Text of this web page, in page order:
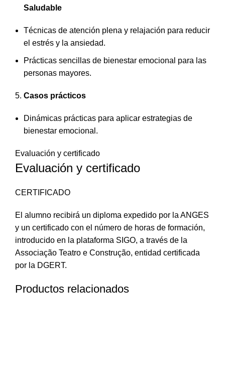
Saludable
Técnicas de atención plena y relajación para reducir
el estrés y la ansiedad.
Prácticas sencillas de bienestar emocional para las
personas mayores.
Casos prácticos
Dinámicas prácticas para aplicar estrategias de
bienestar emocional.
Evaluación y certificado
Evaluación y certificado
CERTIFICADO
El alumno recibirá un diploma expedido por la ANGES
y un certificado con el número de horas de formación,
introducido en la plataforma SIGO, a través de la
Associação Teatro e Construção, entidad certificada
por la DGERT.
Productos relacionados